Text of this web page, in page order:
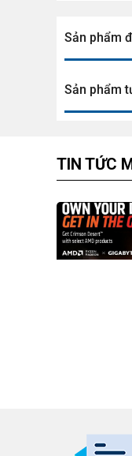
Quạt
bền bỉ hơn
Sản phẩm
Sản phẩm
TIN TỨC